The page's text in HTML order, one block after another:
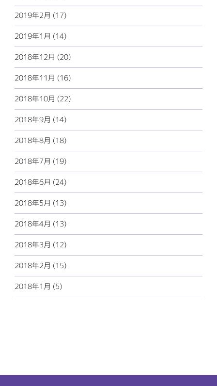
2019年2月 (17)
2019年1月 (14)
2018年12月 (20)
2018年11月 (16)
2018年10月 (22)
2018年9月 (14)
2018年8月 (18)
2018年7月 (19)
2018年6月 (24)
2018年5月 (13)
2018年4月 (13)
2018年3月 (12)
2018年2月 (15)
2018年1月 (5)